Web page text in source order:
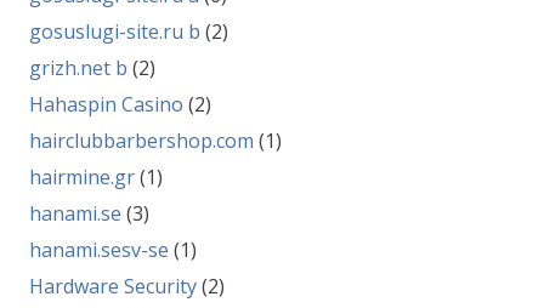
gosuslugi-site.ru b (2)
grizh.net b (2)
Hahaspin Casino (2)
hairclubbarbershop.com (1)
hairmine.gr(1)
hanami.se (3)
hanami.sesv-se (1)
Hardware Security(2)